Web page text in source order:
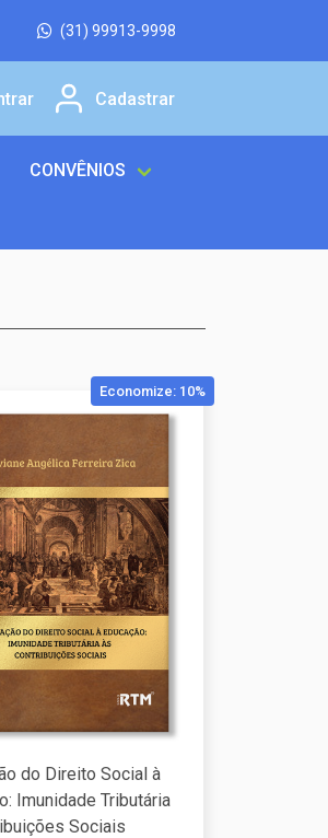
(31) 99913-9998
Cadastrar
CONVÊNIOS
Economize: 10%
do Direito Social à
Imunidade Tributária
Sociais